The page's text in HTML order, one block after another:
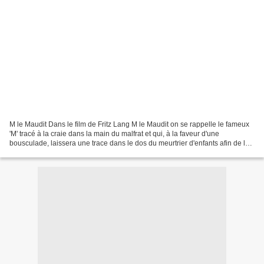
M le Maudit Dans le film de Fritz Lang M le Maudit on se rappelle le fameux
'M' tracé à la craie dans la main du malfrat et qui, à la faveur d'une
bousculade, laissera une trace dans le dos du meurtrier d'enfants afin de le